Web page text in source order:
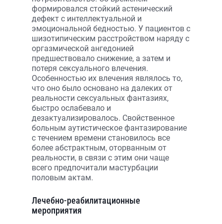
формировался стойкий астенический
дефект с интеллектуальной и
эмоциональной бедностью. У пациентов с
шизотипическим расстройством наряду с
оргазмической ангедонией
предшествовало снижение, а затем и
потеря сексуального влечения.
Особенностью их влечения являлось то,
что оно было основано на далеких от
реальности сексуальных фантазиях,
быстро ослабевало и
дезактуализировалось. Свойственное
больным аутистическое фантазирование
с течением времени становилось все
более абстрактным, отор­ванным от
реальности, в связи с этим они чаще
всего предпочитали мастурбации
половым актам.
Лечебно-реабилитационные
мероприятия